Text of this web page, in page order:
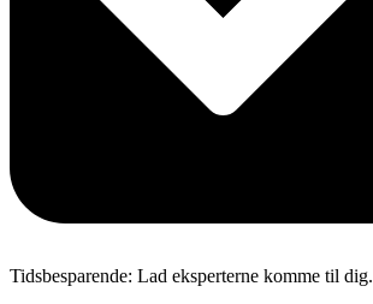
Tidsbesparende: Lad eksperterne komme til dig.